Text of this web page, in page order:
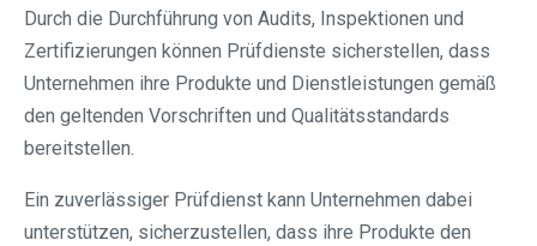
Durch die Durchführung von Audits, Inspektionen und
Zertifizierungen können Prüfdienste sicherstellen, dass
Unternehmen ihre Produkte und Dienstleistungen gemäß
den geltenden Vorschriften und Qualitätsstandards
bereitstellen.
Ein zuverlässiger Prüfdienst kann Unternehmen dabei
unterstützen, sicherzustellen, dass ihre Produkte den